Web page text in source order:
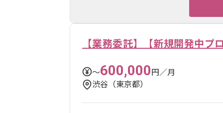
【業務委託】【新規開発中プ
〜600,000円／月
渋谷（東京都）